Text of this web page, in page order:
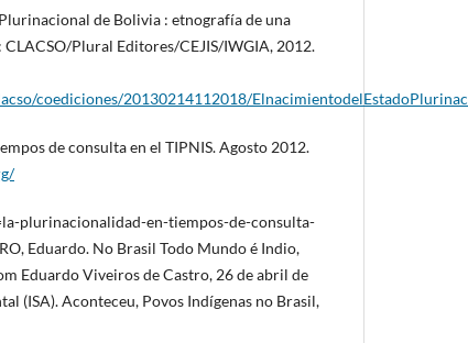
Plurinacional de Bolivia : etnografía de una
CLACSO/Plural Editores/CEJIS/IWGIA, 2012.
coediciones/20130214112018/
de consulta en el TIPNIS. Agosto 2012.
plurinacionalidad-en-tiempos-de-consulta-
Eduardo. No Brasil Todo Mundo é Indio,
Eduardo Viveiros de Castro, 26 de abril de
(ISA). Aconteceu, Povos Indígenas no Brasil,